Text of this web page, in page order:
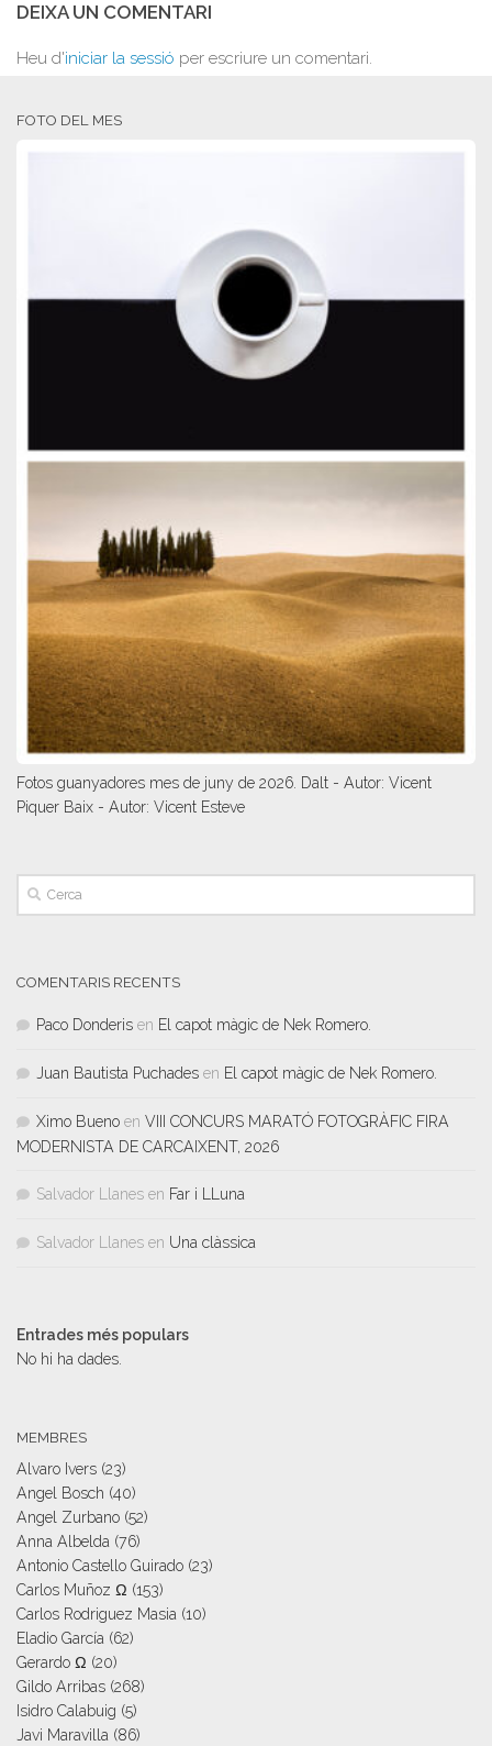
DEIXA UN COMENTARI
Heu d'iniciar la sessió per escriure un comentari.
FOTO DEL MES
Fotos guanyadores mes de juny de 2026. Dalt - Autor: Vicent
Piquer Baix - Autor: Vicent Esteve
COMENTARIS RECENTS
Paco Donderis en El capot màgic de Nek Romero.
Juan Bautista Puchades en El capot màgic de Nek Romero.
Ximo Bueno en VIII CONCURS MARATÓ FOTOGRÀFIC FIRA
MODERNISTA DE CARCAIXENT, 2026
Salvador Llanes en Far i LLuna
Salvador Llanes en Una clàssica
Entrades més populars
No hi ha dades.
MEMBRES
Alvaro Ivers (23)
Angel Bosch (40)
Angel Zurbano (52)
Anna Albelda (76)
Antonio Castello Guirado (23)
Carlos Muñoz Ω (153)
Carlos Rodriguez Masia (10)
Eladio García (62)
Gerardo Ω (20)
Gildo Arribas (268)
Isidro Calabuig (5)
Javi Maravilla (86)